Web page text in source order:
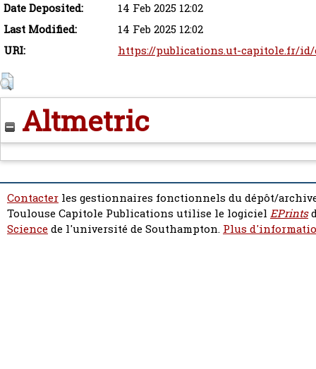
Date Deposited:
14 Feb 2025 12:02
Last Modified:
14 Feb 2025 12:02
URI:
https://publications.ut-capitole.fr/
Altmetric
Contacter les gestionnaires fonctionnels du dépôt/
Toulouse Capitole Publications utilise le logiciel EPrints
Sciencede l'université de Southampton. Plus